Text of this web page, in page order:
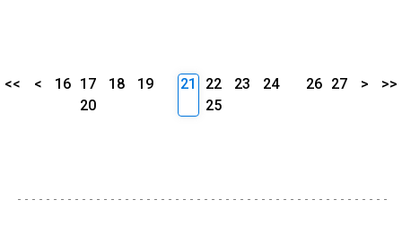
<< < 16 17 18
19
20
21 22 23
24
25
26 27 > >>